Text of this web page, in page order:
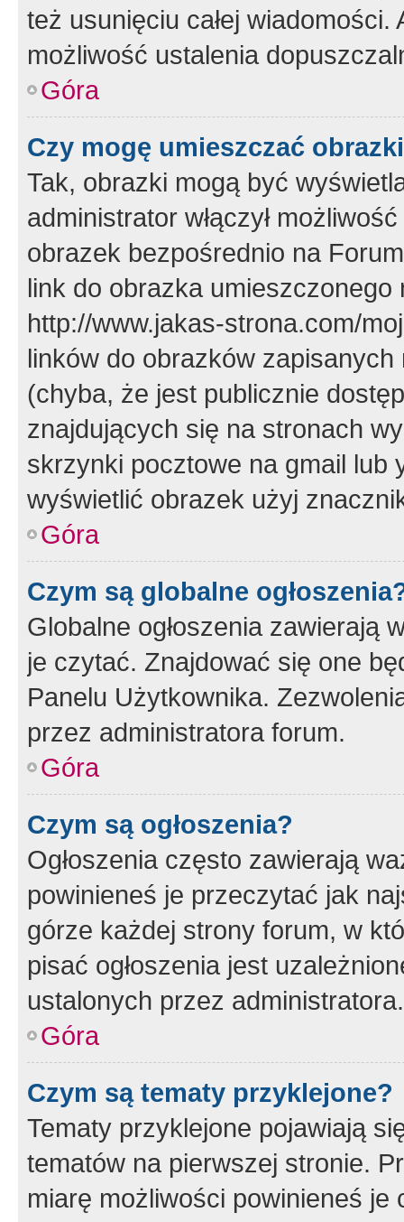
też usunięciu całej
możliwość ustalenia
Góra
Czy mogę umieszczać
Tak, obrazki mogą być
administrator włączył
obrazek bezpośrednio na
link do obrazka
http://www.jakas-strona.com/
linków do obrazków
(chyba, że jest publicznie
znajdujących się na stronach
skrzynki pocztowe na gmail lub
wyświetlić obrazek użyj
Góra
Czym są globalne
Globalne ogłoszenia zawierają
je czytać. Znajdować się one
Panelu Użytkownika.
przez administratora forum.
Góra
Czym są ogłoszenia?
Ogłoszenia często zawierają
powinieneś je przeczytać jak
górze każdej strony forum, w
pisać ogłoszenia jest
ustalonych przez administratora.
Góra
Czym są tematy przyklejone?
Tematy przyklejone pojawiają
tematów na pierwszej stronie.
miarę możliwości powinieneś je